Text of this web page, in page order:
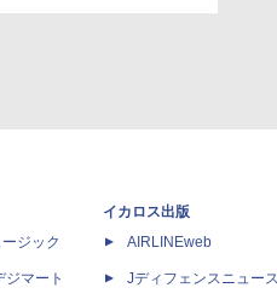
ジック
ジマート
イカロス出版
AIRLINEweb
Jディフェンスニュー